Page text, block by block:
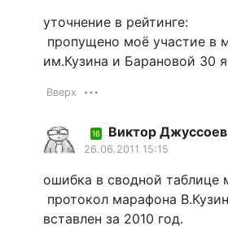
уточнение в рейтинге:
пропущено моё участие в
им.Кузина и Барановой 30
Вверх
16 Виктор Джуссоев
26.06.2011 15:15
ошибка в сводной таблице
протокол марафона
вставлен за 2010 год.